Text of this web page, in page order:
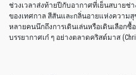
ช่วงเวลาส่งท้ายปีกับอากาศที่เย็นสบายช่
ของเทศกาล สีสันและกลิ่นอายแห่งความ
หลายคนนึกถึงการเดินเล่นหรือเดินเลือก
บรรยากาศเก๋ ๆ อย่างตลาดคริสต์มาส